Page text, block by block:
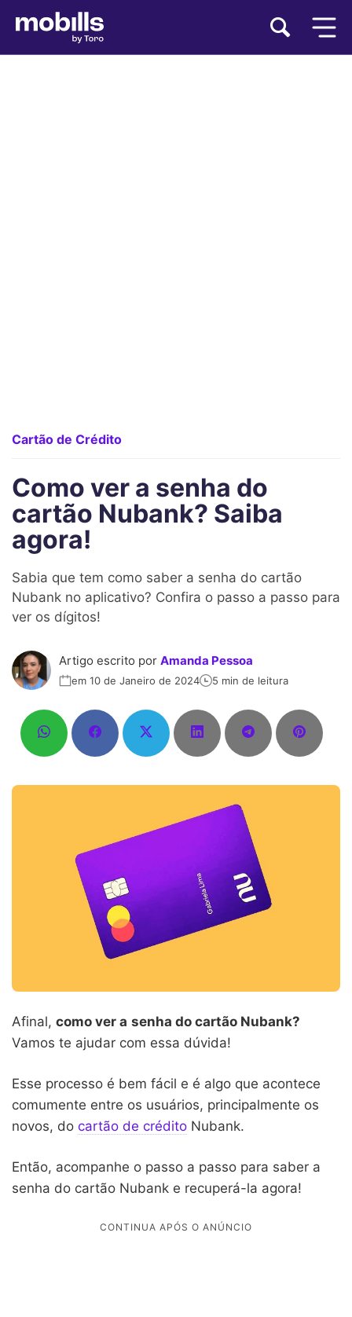
Cartão de Crédito
Como ver a senha do
cartão Nubank? Saiba
agora!
Sabia que tem como saber a senha do cartão
Nubank no aplicativo? Confira o passo a passo para
ver os dígitos!
Artigo escrito por Amanda Pessoa
em 10 de Janeiro de 2024 5 min de leitura
Afinal, como ver a senha do cartão Nubank?
Vamos te ajudar com essa dúvida!
Esse processo é bem fácil e é algo que acontece
comumente entre os usuários, principalmente os
novos, do cartão de crédito Nubank.
Então, acompanhe o passo a passo para saber a
senha do cartão Nubank e recuperá-la agora!